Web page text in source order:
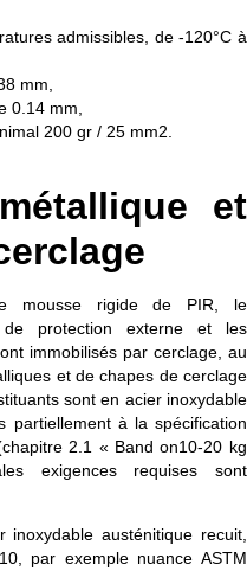
admissibles, de -120°C à
mm,
0.14 mm,
200 gr / 25 mm2.
et
mousse rigide de PIR, le
de protection externe et les
immobilisés par cerclage, au
et de chapes de cerclage
sont en acier inoxydable
partiellement à la spécification
2.1 « Band on10-20 kg
exigences requises sont
inoxydable austénitique recuit,
par exemple nuance ASTM